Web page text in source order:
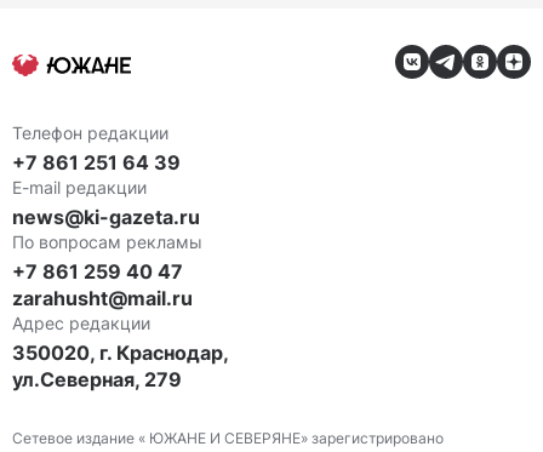
Телефон редакции
+7 861 251 64 39
E-mail редакции
news@ki-gazeta.ru
По вопросам рекламы
+7 861 259 40 47
zarahusht@mail.ru
Адрес редакции
350020, г. Краснодар,
ул.Северная, 279
Сетевое издание « ЮЖАНЕ И СЕВЕРЯНЕ» зарегистрировано